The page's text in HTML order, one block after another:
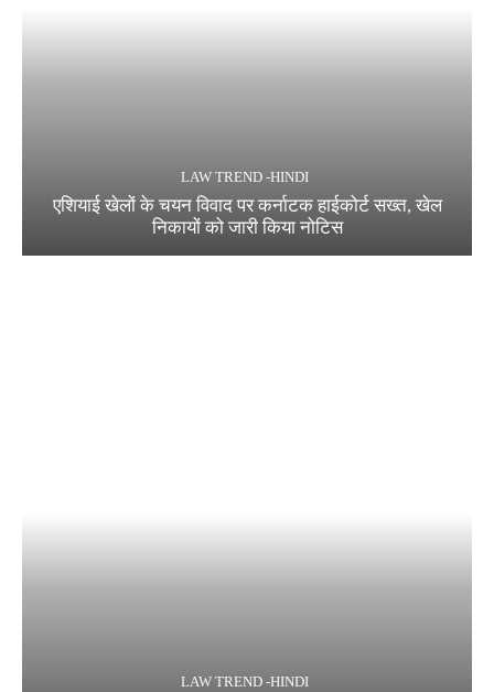
LAW TREND -HINDI
एशियाई खेलों के चयन विवाद पर कर्नाटक हाईकोर्ट सख्त, खेल
निकायों को जारी किया नोटिस
LAW TREND -HINDI